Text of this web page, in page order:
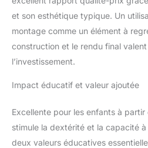
et son esthétique typique. Un
montage comme un élément à
construction et le rendu final
l’investissement.
Impact éducatif et valeur ajoutée
Excellente pour les enfants à partir
stimule la dextérité et la capacité à
deux valeurs éducatives